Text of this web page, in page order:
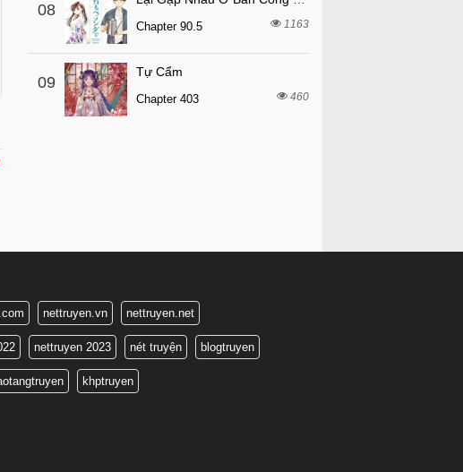
08
Chapter 90.5 1163
09
Tự Cẩm
Chapter 403 460
nettruyen.vn nettruyen.net
nettruyen 2023 nét truyện blogtruyen
khptruyen